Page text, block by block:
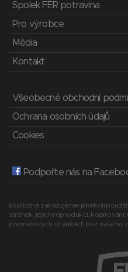
Spolek FÉR potravina
Pro výrobce
Média
Kontakt
Všeobecné obchodní
Ochrana osobních údajů
Cookies
Podpořte nás na
Explicitně zakazujeme jakékoli
stránek, jejich reprodukci, kopírování,
internetových stránkách bez našeho